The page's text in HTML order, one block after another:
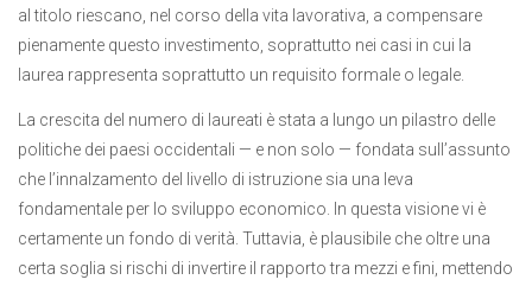
al titolo riescano, nel corso della vita lavorativa, a compensare
pienamente questo investimento, soprattutto nei casi in cui la
laurea rappresenta soprattutto un requisito formale o legale.
La crescita del numero di laureati è stata a lungo un pilastro delle
politiche dei paesi occidentali — e non solo — fondata sull’assunto
che l’innalzamento del livello di istruzione sia una leva
fondamentale per lo sviluppo economico. In questa visione vi è
certamente un fondo di verità. Tuttavia, è plausibile che oltre una
certa soglia si rischi di invertire il rapporto tra mezzi e fini, mettendo